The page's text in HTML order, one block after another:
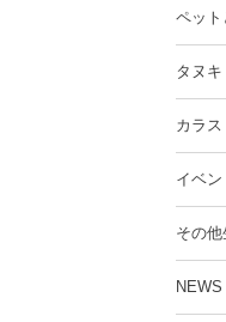
ペット
タヌキ
カラス
イベン
その他
NEWS